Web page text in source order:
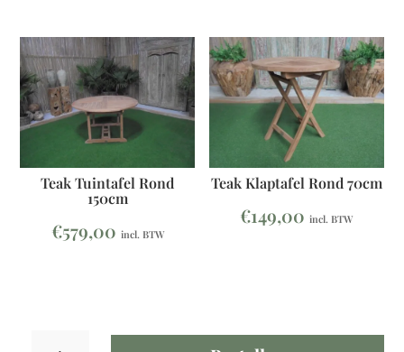
Teak Tuintafel Rond
150cm
€579,00 incl. BTW
Teak Klaptafel Rond 70cm
€149,00 incl. BTW